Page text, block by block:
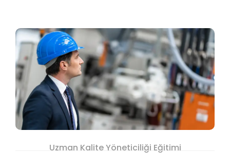
Uzman Kalite Yöneticiliği Eğitimi